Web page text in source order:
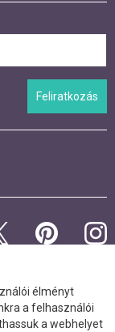
Feliratkozás
élményt
a felhasználói
a webhelyet